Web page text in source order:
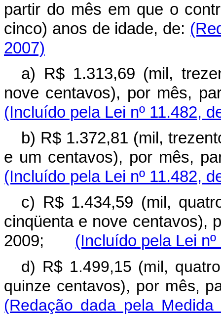
partir do mês em que o
cinco) anos de idade, de:
2007)
a) R$ 1.313,69 (mil,
nove centavos), por mês,
(Incluído pela Lei nº 11.482,
b) R$ 1.372,81 (mil,
e um centavos), por mês,
(Incluído pela Lei nº 11.482,
c) R$ 1.434,59 (mil,
cinqüenta e nove centavos),
2009; (Incluído pela Lei
d) R$ 1.499,15 (mil,
quinze centavos), por
(Redação dada pela